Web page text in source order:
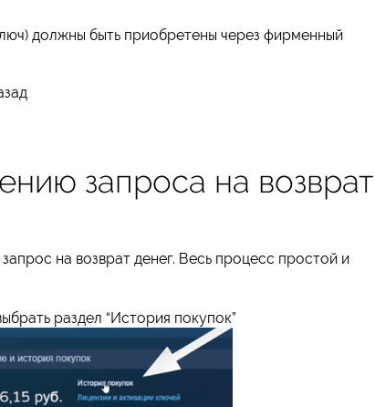
должны быть приобретены через фирменный
запроса на возврат
на возврат денег. Весь процесс простой и
раздел “История покупок”